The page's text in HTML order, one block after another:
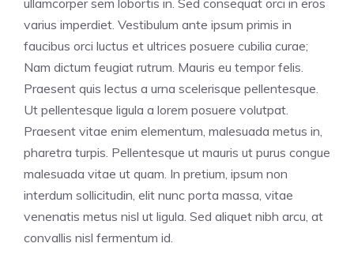
varius imperdiet. Vestibulum ante ipsum primis in
faucibus orci luctus et ultrices posuere cubilia curae;
Nam dictum feugiat rutrum. Mauris eu tempor felis.
Praesent quis lectus a urna scelerisque pellentesque.
Ut pellentesque ligula a lorem posuere volutpat.
Praesent vitae enim elementum, malesuada metus in,
pharetra turpis. Pellentesque ut mauris ut purus congue
malesuada vitae ut quam. In pretium, ipsum non
interdum sollicitudin, elit nunc porta massa, vitae
venenatis metus nisl ut ligula. Sed aliquet nibh arcu, at
convallis nisl fermentum id.